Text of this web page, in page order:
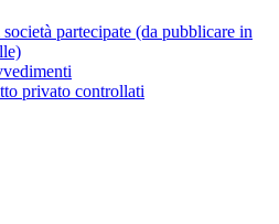
partecipate (da pubblicare in
privato controllati